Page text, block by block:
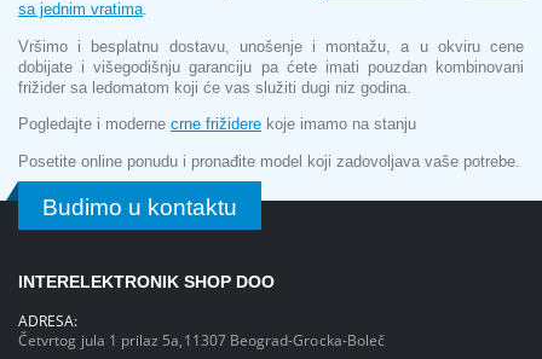
sa jednim vratima.
Vršimo i besplatnu dostavu, unošenje i montažu, a u okviru cene
dobijate i višegodišnju garanciju pa ćete imati pouzdan kombinovani
frižider sa ledomatom koji će vas služiti dugi niz godina.
Pogledajte i moderne crne frižidere koje imamo na stanju
Posetite online ponudu i pronađite model koji zadovoljava vaše potrebe.
Budimo u kontaktu
INTERELEKTRONIK SHOP DOO
ADRESA:
Četvrtog jula 1 prilaz 5a,11307 Beograd-Grocka-Boleč